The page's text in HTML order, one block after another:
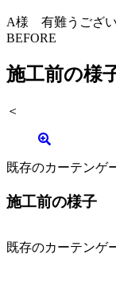
A様 有難うござい
BEFORE
施工前の様
＜
既存のカーテンゲ
施工前の様子
既存のカーテンゲ